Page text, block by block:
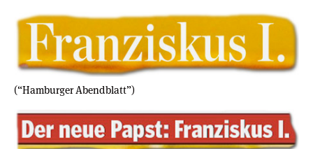
(“Hamburger Abendblatt”)